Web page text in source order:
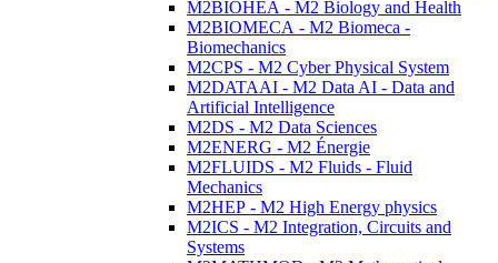
M2BIOHEA - M2 Biology and Health
M2BIOMECA - M2 Biomeca -
Biomechanics
M2CPS - M2 Cyber Physical System
M2DATAAI - M2 Data AI - Data and
Artificial Intelligence
M2DS - M2 Data Sciences
M2ENERG - M2 Énergie
M2FLUIDS - M2 Fluids - Fluid
Mechanics
M2HEP - M2 High Energy physics
M2ICS - M2 Integration, Circuits and
Systems